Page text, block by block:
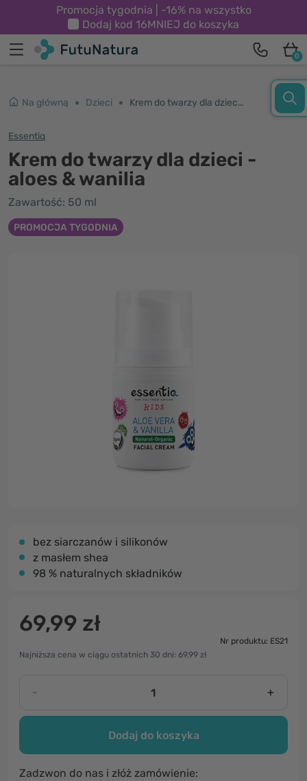
Promocja tygodnia | -16% na wszystko
Dodaj kod 16MNIEJ do koszyka
0
Na główną Dzieci Krem do twarzy dla dzieci - aloes & wanilia
Essentiq
Krem do twarzy dla dzieci -
aloes & wanilia
Zawartość: 50 ml
PROMOCJA TYGODNIA
bez siarczanów i silikonów
z masłem shea
98 % naturalnych składników
69,99 zł
Nr produktu: ES21
Najniższa cena w ciągu ostatnich 30 dni: 69,99 zł
- +
Dodaj do koszyka
Zadzwon do nas i złóż zamówienie: